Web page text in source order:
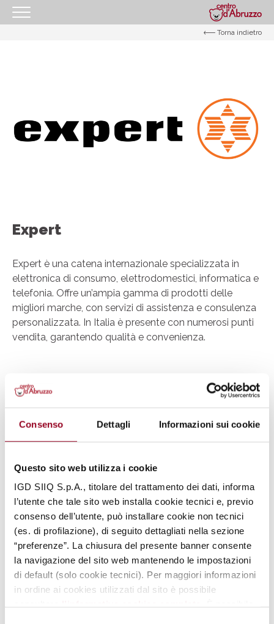
Consenso Dettagli Informazioni sui cookie
Questo sito web utilizza i cookie
IGD SIIQ S.p.A., titolare del trattamento dei dati, informa
l’utente che tale sito web installa cookie tecnici e, previo
consenso dell’utente, può installare cookie non tecnici
(es. di profilazione), di seguito dettagliati nella sezione
“preferenze”. La chiusura del presente banner consente
la navigazione del sito web mantenendo le impostazioni
di default (solo cookie tecnici). Per maggiori informazioni
in ordine ai cookies utilizzati dal sito è possibile
PROMOZIONI
I NOSTRI SERVIZI
Torna indietro
Expert
Expert è una catena internazionale specializzata in
elettronica di consumo, elettrodomestici, informatica e
telefonia. Offre un’ampia gamma di prodotti delle
migliori marche, con servizi di assistenza e consulenza
personalizzata. In Italia è presente con numerosi punti
vendita, garantendo qualità e convenienza.